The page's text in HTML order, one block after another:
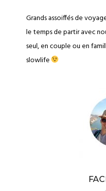
Grands assoiffés de
le temps de partir avec
seul, en couple ou en
slowlife